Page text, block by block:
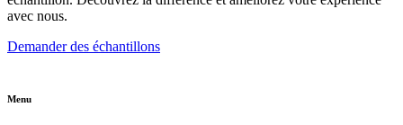
avec nous.
Demander des échantillons
Menu